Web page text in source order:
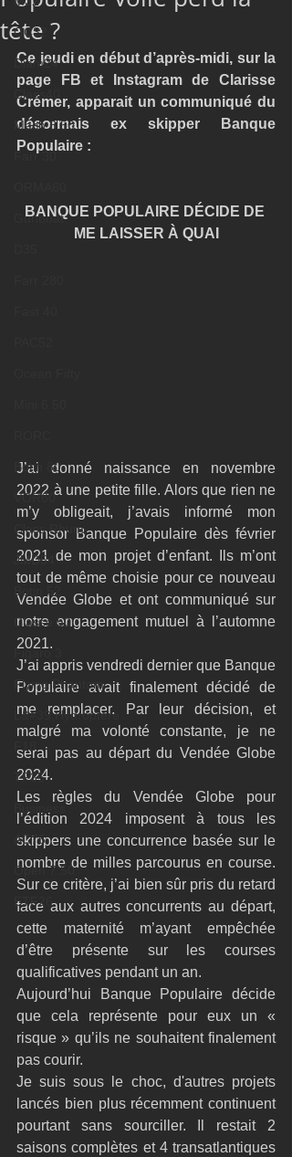
GC32
Diam24
Class40
Mach 6.50
Farr 30
Gunboat
Botin 80
VOR60
Class Rhum
JMD54
Botin 52
Classe 50
Figaro 3
Flying Phantom
L&#39;Hydroptère
TF35
AC75
Open 7.50
ETF26
tête ?
Ce jeudi en début d’après-midi, sur la
page FB et Instagram de Clarisse
Crémer, apparait un communiqué du
désormais ex skipper Banque
Populaire :
BANQUE POPULAIRE DÉCIDE DE
ME LAISSER À QUAI
J’ai donné naissance en novembre
2022 à une petite fille. Alors que rien ne
m’y obligeait, j’avais informé mon
sponsor Banque Populaire dès février
2021 de mon projet d’enfant. Ils m’ont
tout de même choisie pour ce nouveau
Vendée Globe et ont communiqué sur
notre engagement mutuel à l’automne
2021.
J’ai appris vendredi dernier que Banque
Populaire avait finalement décidé de
me remplacer. Par leur décision, et
malgré ma volonté constante, je ne
serai pas au départ du Vendée Globe
2024.
Les règles du Vendée Globe pour
l’édition 2024 imposent à tous les
skippers une concurrence basée sur le
nombre de milles parcourus en course.
Sur ce critère, j’ai bien sûr pris du retard
face aux autres concurrents au départ,
cette maternité m’ayant empêchée
d’être présente sur les courses
qualificatives pendant un an.
Aujourd’hui Banque Populaire décide
que cela représente pour eux un «
risque » qu’ils ne souhaitent finalement
pas courir.
Je suis sous le choc, d'autres projets
lancés bien plus récemment continuent
pourtant sans sourciller. Il restait 2
saisons complètes et 4 transatlantiques